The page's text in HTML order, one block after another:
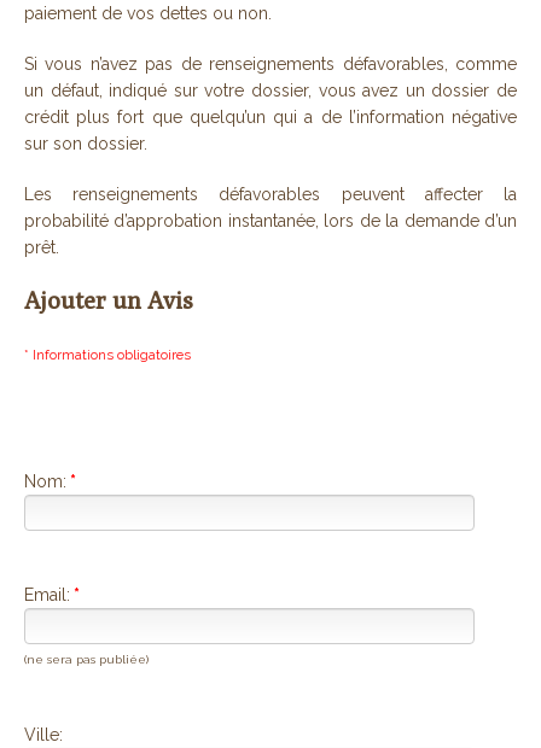
paiement de vos dettes ou non.
Si vous n’avez pas de renseignements défavorables, comme
un défaut, indiqué sur votre dossier, vous avez un dossier de
crédit plus fort que quelqu’un qui a de l’information négative
sur son dossier.
Les renseignements défavorables peuvent affecter la
probabilité d’approbation instantanée, lors de la demande d’un
prêt.
Ajouter un Avis
* Informations obligatoires
Nom: *
Email: *
(ne sera pas publiée)
Ville: